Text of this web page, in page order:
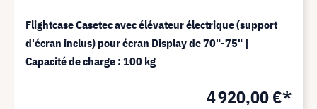
Flightcase Casetec avec élévateur électrique (support
d'écran inclus) pour écran Display de 70"-75" |
Capacité de charge : 100 kg
4 920,00 €*